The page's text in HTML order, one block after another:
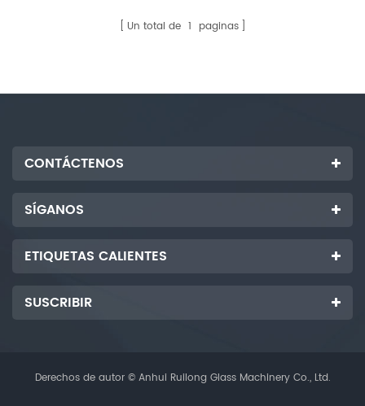
de un solo tamaño.Un total de 1 paginas
CONTÁCTENOS
SÍGANOS
ETIQUETAS CALIENTES
SUSCRIBIR
Derechos de autor © Anhui Ruilong Glass Machinery Co., Ltd.